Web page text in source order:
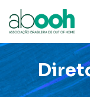
para
conteúdo